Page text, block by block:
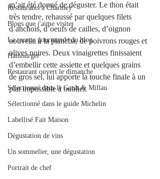
Restaurants à Charmey
Blogs que j'aime visiter
La recette gourmande du blog.
Hamburger
Restaurant ouvert le dimanche
Sélectionné dans le Gault & Millau
Sélectionné dans le guide Michelin
Labellisé Fait Maison
Dégustation de vins
Un sommelier, une dégustation
Portrait de chef
m’ait été donné de déguster. Le thon était
très tendre, rehaussé par quelques filets
d’anchois, d’oeufs de cailles, d’oignon
nouveau à la plancha, de poivrons rouges et
olives noires. Deux vinaigrettes finissaient
d’embellir cette assiette et quelques grains
de gros sel, lui apporte la touche finale à un
plat impossible à oublier.